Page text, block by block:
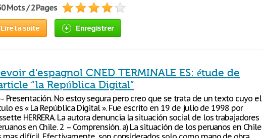
Mots / 2 Pages
Lire la suite Enregistrer
d'espagnol CNED TERMINALE ES: étude de
“la República Digital”
Presentación. No estoy segura pero creo que se trata de un texto cuyo el
es « La República Digital ». Fue escrito en 19 de julio de 1998 por
HERRERA. La autora denuncia la situación social de los trabajadores
en Chile. 2 – Comprensión. a) La situación de los peruanos en Chile